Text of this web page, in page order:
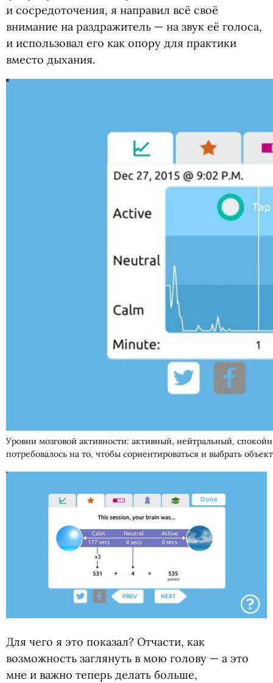
и сосредоточения, я направил всё своё
внимание на раздражитель — на звук её голоса,
и использовал его как опору для практики
вместо дыхания.
Уровни мозговой активности: активный, нейтральный,
потребовалось на то, чтобы сориентироваться и выбрать
Для чего я это показал? Отчасти, как
возможность заглянуть в мою голову — а это
мне и важно теперь делать больше,